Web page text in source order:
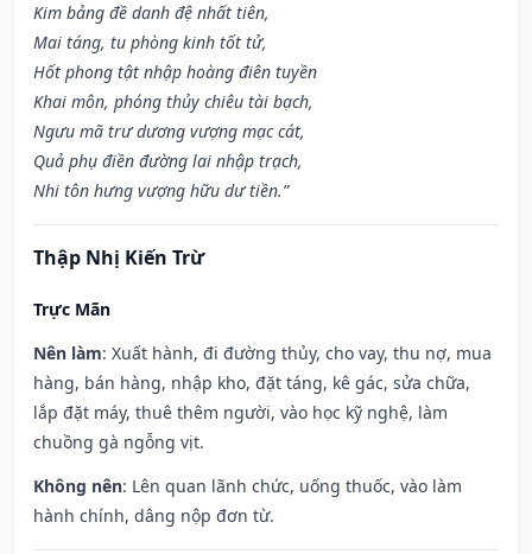
Kim bảng đề danh đệ nhất tiên,
Mai táng, tu phòng kinh tốt tử,
Hốt phong tật nhập hoàng điên tuyền
Khai môn, phóng thủy chiêu tài bạch,
Ngưu mã trư dương vượng mạc cát,
Quả phụ điền đường lai nhập trạch,
Nhi tôn hưng vượng hữu dư tiền.”
Thập Nhị Kiến Trừ
Trực Mãn
Nên làm: Xuất hành, đi đường thủy, cho vay, thu nợ, mua
hàng, bán hàng, nhập kho, đặt táng, kê gác, sửa chữa,
lắp đặt máy, thuê thêm người, vào học kỹ nghệ, làm
chuồng gà ngỗng vịt.
Không nên: Lên quan lãnh chức, uống thuốc, vào làm
hành chính, dâng nộp đơn từ.